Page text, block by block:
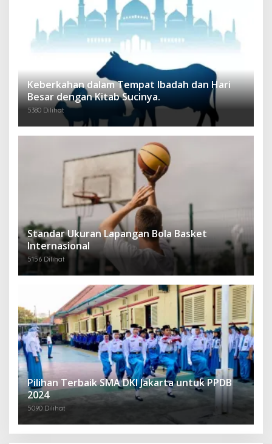
Keberkahan dalam Tempat Ibadah dan Hari
Besar dengan Kitab Sucinya.
5380 Dilihat
Standar Ukuran Lapangan Bola Basket
Internasional
5156 Dilihat
Pilihan Terbaik SMA DKI Jakarta untuk PPDB
2024
5090 Dilihat